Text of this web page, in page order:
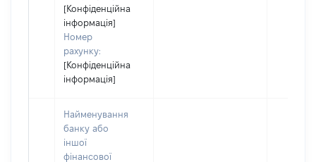
[Конфіденційна
інформація]
Номер
рахунку:
[Конфіденційна
інформація]
Найменування
банку або
іншої
фінансової